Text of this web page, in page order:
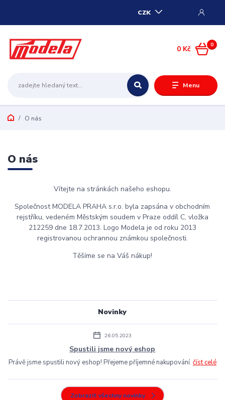
Menu
CZK
0
0 Kč
O nás
Novinky
26.05.2023
Spustili jsme nový eshop
Právě jsme spustili nový eshop! Přejeme příjemné nakupování. číst celé
Zobrazit všechny novinky
O nás
Vítejte na stránkách našeho eshopu.
Společnost MODELA PRAHA s.r.o. byla zapsána v obchodním
rejstříku, vedeném Městským soudem v Praze oddíl C, vložka
212259 dne 18.7.2013. Logo Modela je od roku 2013
registrovanou ochrannou známkou společnosti.
Těšíme se na Váš nákup!